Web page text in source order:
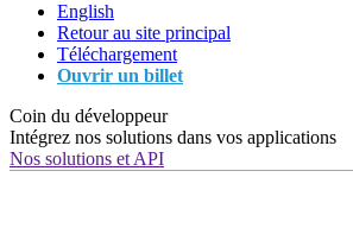
English
Retour au site principal
Téléchargement
Ouvrir un billet
Coin du développeur
Intégrez nos solutions dans vos applications
Nos solutions et API